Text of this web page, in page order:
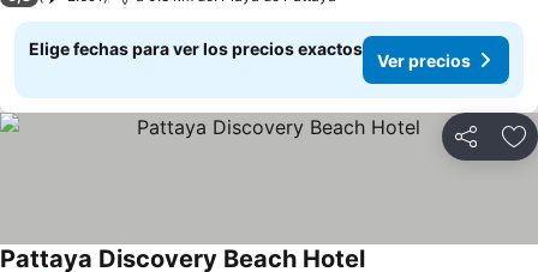
Elige fechas para ver los precios exactos
Ver precios
Compartir
Pattaya Discovery Beach Hotel